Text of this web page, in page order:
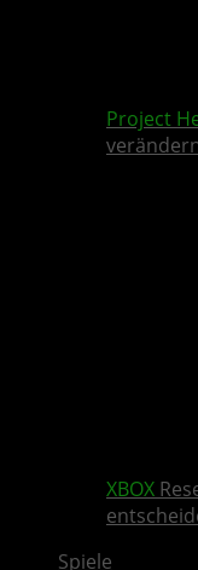
Project
XBOX
Spiele